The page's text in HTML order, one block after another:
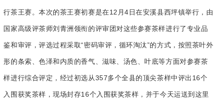
行茶王赛。本次的茶王赛初赛是在12月4日在安溪县西坪镇举行，由
国家高级评茶师刘青洲领衔的评审团对这些参赛茶样进行了专业品
鉴和审评，评选过程采取“密码审评，循环淘汰”的方式，按照茶叶外
形的条索、色泽和内质的香气、滋味、汤色、叶底等方面对参赛茶
样进行综合评定，经过初选从357多个全县的顶尖茶样中评出16个
入围获奖茶样，现场封存16个入围获奖茶样，并于今天运送到这里